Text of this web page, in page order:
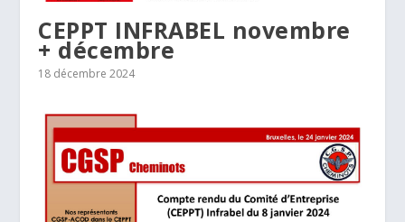
CEPPT INFRABEL novembre
+ décembre
18 décembre 2024